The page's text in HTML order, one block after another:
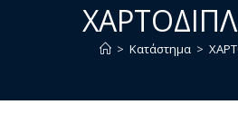
> Κατάστημα >